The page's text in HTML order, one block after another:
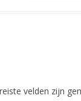
velden zijn